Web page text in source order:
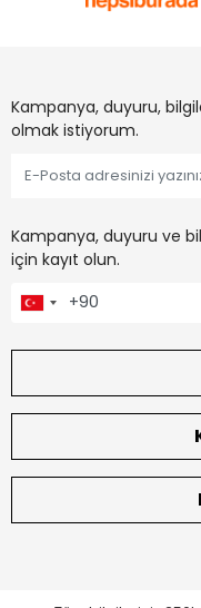
Kampanya, duyuru,
olmak istiyorum.
Kampanya, duyuru ve
için kayıt olun.